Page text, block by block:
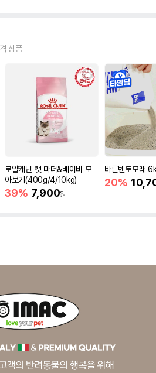
상품
로얄캐닌 캣 마더&베이비 모
아보기(400g/4/10kg)
39% 7,900원
바른벤토모래
20%